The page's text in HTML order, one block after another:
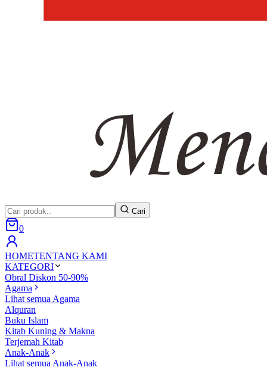
Cari
0
HOMETENTANG KAMI
KATEGORI
Obral Diskon 50-90%
Agama
Lihat semua Agama
Alquran
Buku Islam
Kitab Kuning & Makna
Terjemah Kitab
Anak-Anak
Lihat semua Anak-Anak